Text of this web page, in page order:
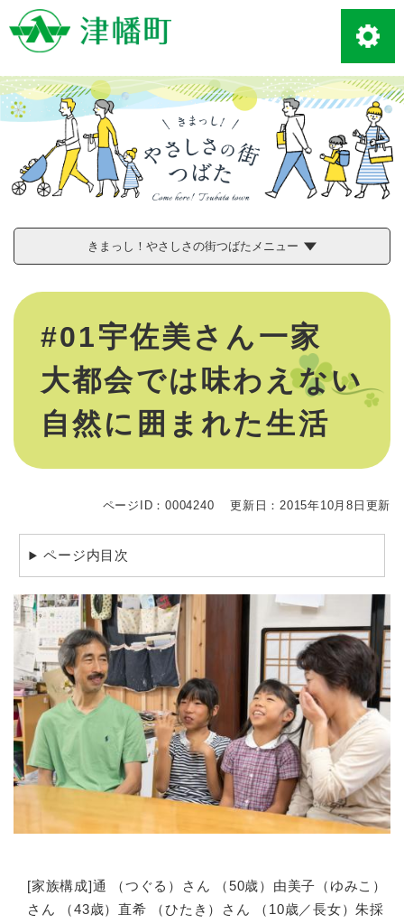
ー
先
頭
で
きまっし！やさしさの街つばたメニュー
本
#01宇佐美さん一家
大都会では味わえない
自然に囲まれた生活
ページID：0004240 更新日：2015年10月8日更新
ページ内目次
[家族構成]通 （つぐる）さん （50歳）由美子（ゆみこ）
さん （43歳）直希 （ひたき）さん （10歳／長女）朱採